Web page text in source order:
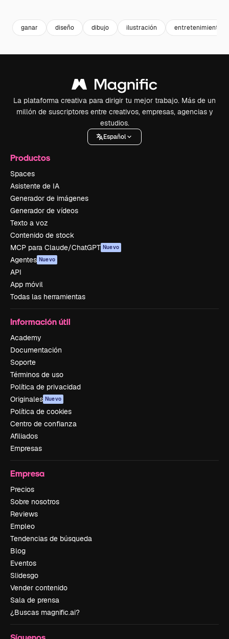
ganar diseño dibujo ilustración entretenimiento
La plataforma creativa para dirigir tu mejor trabajo. Más de un
millón de suscriptores entre creativos, empresas, agencias y
estudios.
Español
Productos
Spaces
Asistente de IA
Generador de imágenes
Generador de vídeos
Texto a voz
Contenido de stock
MCP para Claude/ChatGPT Nuevo
Agentes Nuevo
API
App móvil
Todas las herramientas
Información útil
Academy
Documentación
Soporte
Términos de uso
Política de privacidad
Originales Nuevo
Política de cookies
Centro de confianza
Afiliados
Empresas
Empresa
Precios
Sobre nosotros
Reviews
Empleo
Tendencias de búsqueda
Blog
Eventos
Slidesgo
Vender contenido
Sala de prensa
¿Buscas magnific.ai?